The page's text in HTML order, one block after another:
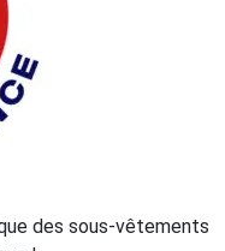
des sous-vêtements